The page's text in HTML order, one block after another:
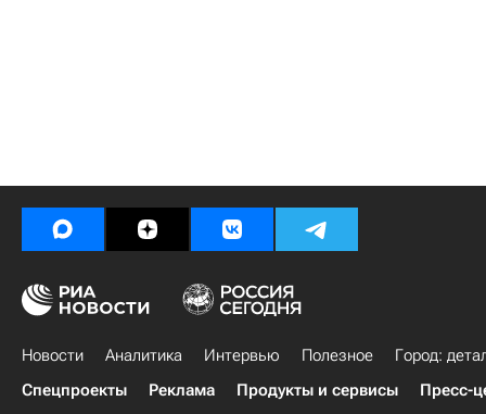
Новости Аналитика Интервью Полезное
Город:
Спецпроекты
Реклама Продукты и сервисы Пресс-